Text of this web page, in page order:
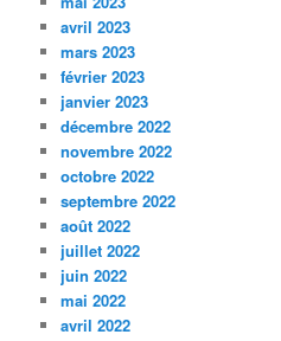
avril 2023
mars 2023
février 2023
janvier 2023
décembre 2022
novembre 2022
octobre 2022
septembre 2022
août 2022
juillet 2022
juin 2022
mai 2022
avril 2022